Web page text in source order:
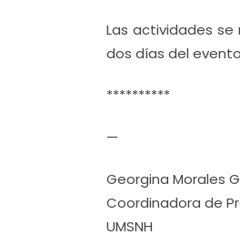
Las actividades
dos días del
**********
—
Georgina Morales
Coordinadora de
UMSNH